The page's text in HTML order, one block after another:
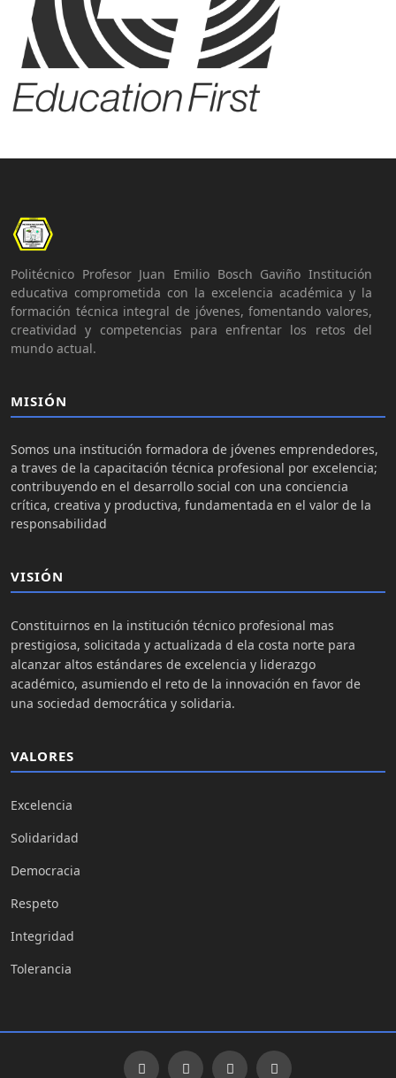
Politécnico Profesor Juan Emilio Bosch Gaviño Institución
educativa comprometida con la excelencia académica y la
formación técnica integral de jóvenes, fomentando valores,
creatividad y competencias para enfrentar los retos del
mundo actual.
MISIÓN
Somos una institución formadora de jóvenes emprendedores,
a traves de la capacitación técnica profesional por excelencia;
contribuyendo en el desarrollo social con una conciencia
crítica, creativa y productiva, fundamentada en el valor de la
responsabilidad
VISIÓN
Constituirnos en la institución técnico profesional mas
prestigiosa, solicitada y actualizada d ela costa norte para
alcanzar altos estándares de excelencia y liderazgo
académico, asumiendo el reto de la innovación en favor de
una sociedad democrática y solidaria.
VALORES
Excelencia
Solidaridad
Democracia
Respeto
Integridad
Tolerancia